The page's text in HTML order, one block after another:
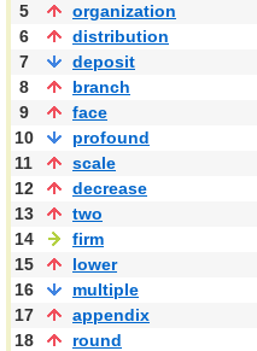
5
organization
6
distribution
7
deposit
8
branch
9
face
10
profound
11
scale
12
decrease
13
two
14
firm
15
lower
16
multiple
17
appendix
18
round